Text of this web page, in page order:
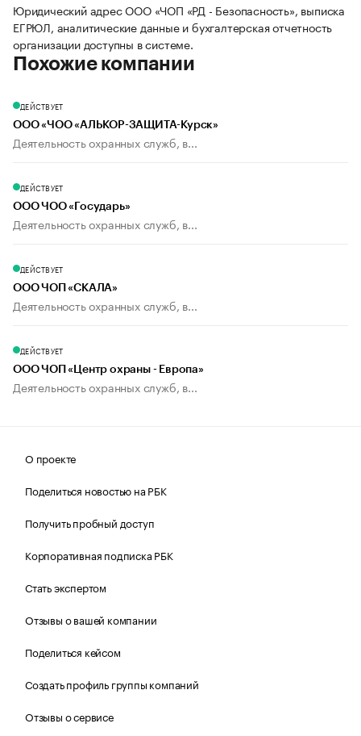
Юридический адрес ООО «ЧОП «РД - Безопасность», выписка
ЕГРЮЛ, аналитические данные и бухгалтерская отчетность
организации доступны в системе.
Похожие компании
ДЕЙСТВУЕТ
ООО «ЧОО «АЛЬКОР-ЗАЩИТА-Курск»
Деятельность охранных служб, в...
ДЕЙСТВУЕТ
ООО ЧОО «Государь»
Деятельность охранных служб, в...
ДЕЙСТВУЕТ
ООО ЧОП «СКАЛА»
Деятельность охранных служб, в...
ДЕЙСТВУЕТ
ООО ЧОП «Центр охраны - Европа»
Деятельность охранных служб, в...
О проекте
Поделиться новостью на РБК
Получить пробный доступ
Корпоративная подписка РБК
Стать экспертом
Отзывы о вашей компании
Поделиться кейсом
Создать профиль группы компаний
Отзывы о сервисе